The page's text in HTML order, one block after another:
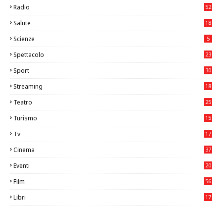
Radio 52
Salute
18
Scienze 5
Spettacolo 23
Sport
30
Streaming 18
Teatro
25
Turismo
15
Tv
17
Cinema
37
Eventi
20
Film
56
Libri
17